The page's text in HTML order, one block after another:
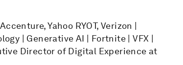
Yahoo RYOT, Verizon |
| Generative AI | Fortnite | VFX |
Director of Digital Experience at